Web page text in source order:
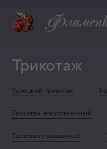
Трикотаж
Турецкий трикотаж
Трикотаж искусственный
Трикотаж смешанный